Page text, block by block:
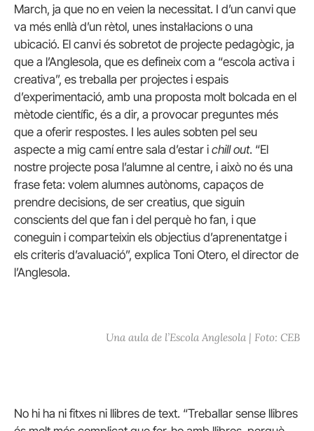
March, ja que no en veien la necessitat. I d’un canvi que
va més enllà d’un rètol, unes instal·lacions o una
ubicació. El canvi és sobretot de projecte pedagògic, ja
que a l’Anglesola, que es defineix com a “escola activa i
creativa”, es treballa per projectes i espais
d’experimentació, amb una proposta molt bolcada en el
mètode científic, és a dir, a provocar preguntes més
que a oferir respostes. I les aules sobten pel seu
aspecte a mig camí entre sala d’estar i chill out. “El
nostre projecte posa l’alumne al centre, i això no és una
frase feta: volem alumnes autònoms, capaços de
prendre decisions, de ser creatius, que siguin
conscients del que fan i del perquè ho fan, i que
coneguin i comparteixin els objectius d’aprenentatge i
els criteris d’avaluació”, explica Toni Otero, el director de
l’Anglesola.
Una aula de l’Escola Anglesola | Foto: CEB
No hi ha ni fitxes ni llibres de text. “Treballar sense llibres